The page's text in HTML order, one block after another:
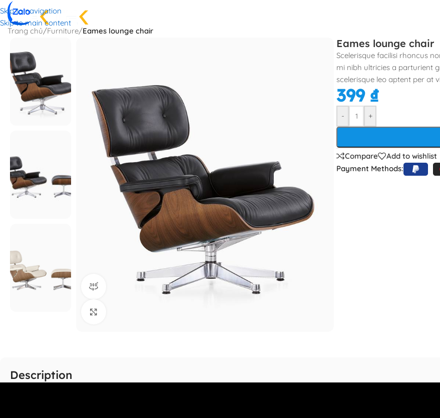
Skip to navigation
Skip to main content
Trang chủ/Furniture/Eames lounge chair
Eames lounge chair
Scelerisque facilisi rhoncus
mi nibh ultricies a parturient
scelerisque leo aptent per at
399 ₫
- +
Compare Add to wishlist
Payment Methods:
Description